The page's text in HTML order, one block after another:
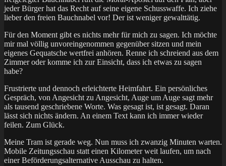
jeder Bürger hat das Recht auf seine eigene Schusswaffe. Ich ziehe
lieber den freien Bauchnabel vor! Der ist weniger gewalttätig.
Für den Moment gibt es nichts mehr für mich zu sagen. Ich möchte
mir mal völlig unvoreingenommen gegenüber sitzen und mein
eigenes Gequatsche wertfrei anhören. Renne ich schreiend aus dem
Zimmer oder komme ich zur Einsicht, dass ich etwas zu sagen
habe?
Frustrierte und dennoch erleichterte Heimfahrt. Ein persönliches
Gespräch, von Angesicht zu Angesicht, Auge um Auge sagt mehr
als tausend geschriebene Worte. Was gesagt ist, ist gesagt. Daran
lässt sich nichts ändern. An einem Text kann ich immer wieder
feilen. Zum Glück.
Meine Tram ist gerade weg. Nun muss ich zwanzig Minuten warten.
Mobile Zeitungsschau statt einen Kilometer weit laufen, um nach
einer Beförderungsalternative Ausschau zu halten.